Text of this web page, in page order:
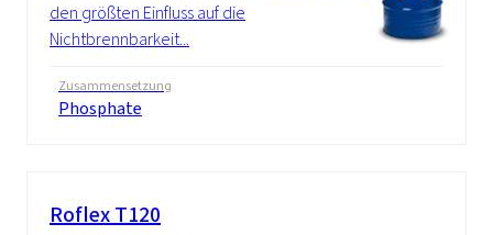
den größten Einfluss auf die
Nichtbrennbarkeit...
Zusammensetzung
Phosphate
Roflex T120